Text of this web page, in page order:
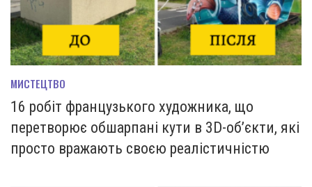
МИСТЕЦТВО
16 робіт французького художника, що
перетворює обшарпані кути в 3D-об’єкти, які
просто вражають своєю реалістичністю